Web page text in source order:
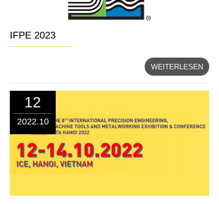
IFPE 2023
WEITERLESEN
12
2022.10